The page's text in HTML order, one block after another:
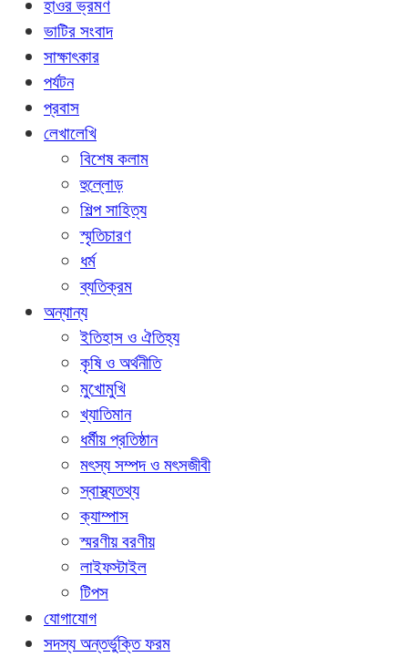
হাওর ভ্রমণ
ভাটির সংবাদ
সাক্ষাৎকার
পর্যটন
প্রবাস
লেখালেখি
বিশেষ কলাম
হুল্লোড়
শিল্প সাহিত্য
স্মৃতিচারণ
ধর্ম
ব্যতিক্রম
অন্যান্য
ইতিহাস ও ঐতিহ্য
কৃষি ও অর্থনীতি
মুখোমুখি
খ্যাতিমান
ধর্মীয় প্রতিষ্ঠান
মৎস্য সম্পদ ও মৎসজীবী
স্বাস্থ্যতথ্য
ক্যাম্পাস
স্মরণীয় বরণীয়
লাইফস্টাইল
টিপস
যোগাযোগ
সদস্য অন্তর্ভুক্তি ফরম